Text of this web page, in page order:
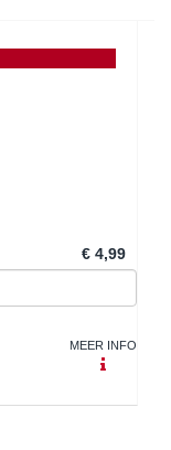
€ 4,99
MEER INFO